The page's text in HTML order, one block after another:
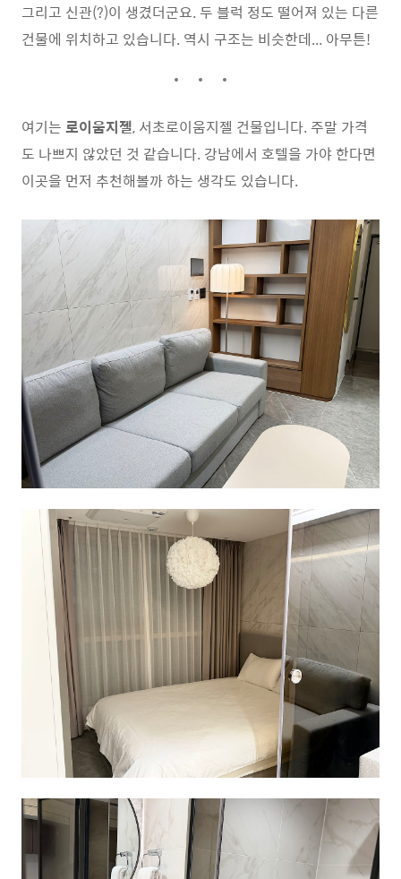
그리고 신관(?)이 생겼더군요. 두 블럭 정도 떨어져 있는 다른
건물에 위치하고 있습니다. 역시 구조는 비슷한데... 아무튼!
여기는 로이움지젤, 서초로이움지젤 건물입니다. 주말 가격
도 나쁘지 않았던 것 같습니다. 강남에서 호텔을 가야 한다면
이곳을 먼저 추천해볼까 하는 생각도 있습니다.